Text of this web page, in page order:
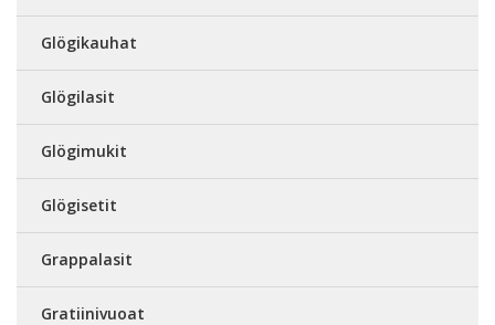
Glögikauhat
Glögilasit
Glögimukit
Glögisetit
Grappalasit
Gratiinivuoat